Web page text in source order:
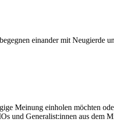
einander mit Neugierde
Meinung einholen möchten
und Generalist:innen aus dem